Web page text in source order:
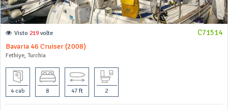
C71514
Visto 219 volte
Bavaria 46 Cruiser (2008)
Fethiye, Turchia
4 cab 8 47 ft 2